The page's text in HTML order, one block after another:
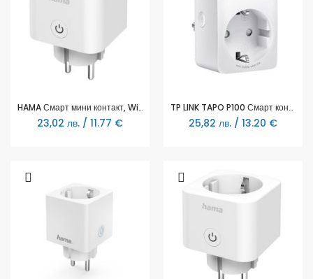
HAMA Смарт мини контакт, Wi-Fi, Гласов контрол, 3680 W
23,02 лв. / 11.77 €
TP LINK TAPO P100 Смарт контакт 10A, 2300W, 2.4Ghz, задаване на график, таймер
25,82 лв. / 13.20 €